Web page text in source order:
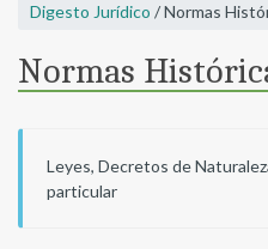
Digesto Jurídico / Normas
Normas
Leyes, Decretos de
particular